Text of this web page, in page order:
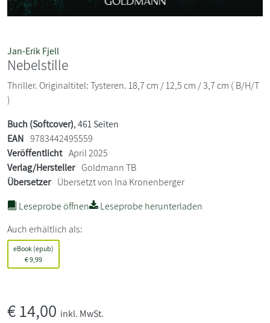
Jan-Erik Fjell
Nebelstille
Thriller. Originaltitel: Tysteren. 18,7 cm / 12,5 cm / 3,7 cm ( B/H/T
)
Buch (Softcover), 461 Seiten
EAN 9783442495559
Veröffentlicht April 2025
Verlag/Hersteller Goldmann TB
Übersetzer Übersetzt von Ina Kronenberger
Leseprobe öffnen
Leseprobe herunterladen
Auch erhältlich als:
eBook (epub)
€9,99
€14,00 inkl. MwSt.